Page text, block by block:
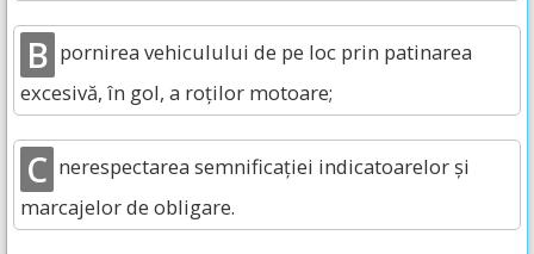
B pornirea vehiculului de pe loc prin patinarea
excesivă, în gol, a roților motoare;
C nerespectarea semnificației indicatoarelor și
marcajelor de obligare.